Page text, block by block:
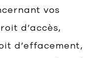
vos
d’accès,
d’effacement,